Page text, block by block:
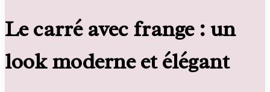
Le carré avec frange : un
look moderne et élégant